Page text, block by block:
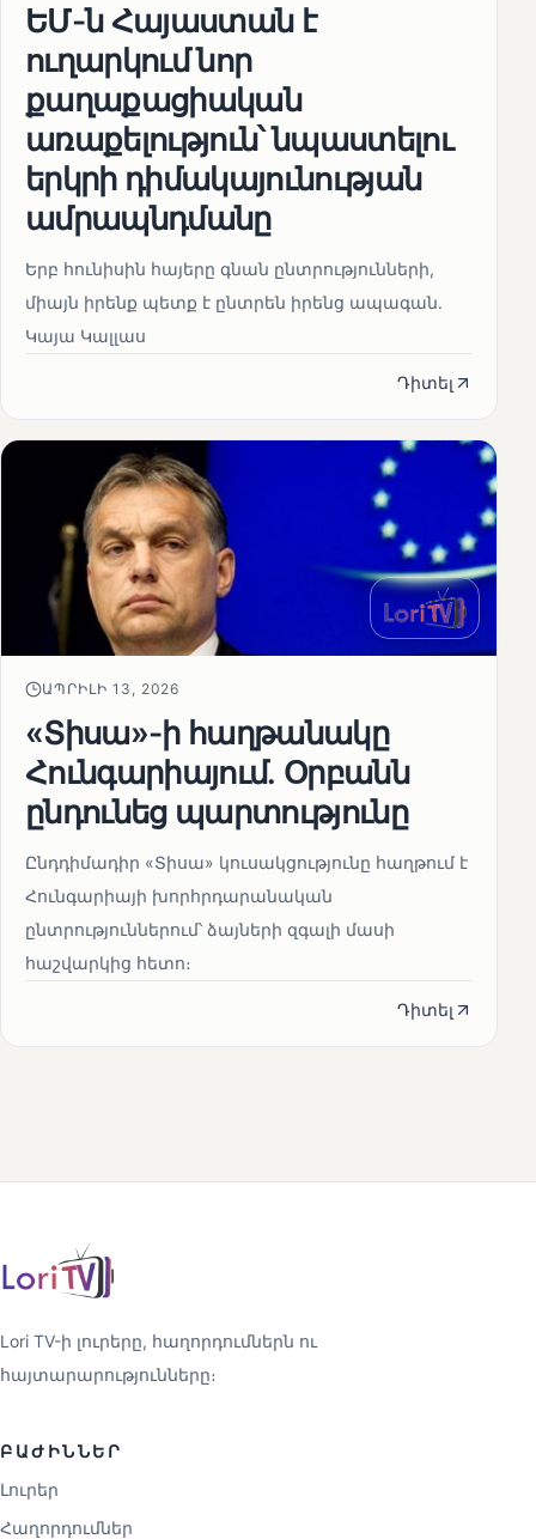
ԵՄ-ն Հայաստան է
ուղարկում նոր
քաղաքացիական
առաքելություն՝ նպաստելու
երկրի դիմակայունության
ամրապնդմանը
Երբ հունիսին հայերը գնան ընտրությունների,
միայն իրենք պետք է ընտրեն իրենց ապագան.
Կայա Կալլաս
Դիտել
ԱՊՐԻԼԻ 13, 2026
«Տիսա»-ի հաղթանակը
Հունգարիայում․ Օրբանն
ընդունեց պարտությունը
Ընդդիմադիր «Տիսա» կուսակցությունը հաղթում է
Հունգարիայի խորհրդարանական
ընտրություններում՝ ձայների զգալի մասի
հաշվարկից հետո։
Դիտել
Lori TV-ի լուրերը, հաղորդումներն ու
հայտարարությունները։
ԲԱԺԻՆՆԵՐ
Լուրեր
Հաղորդումներ